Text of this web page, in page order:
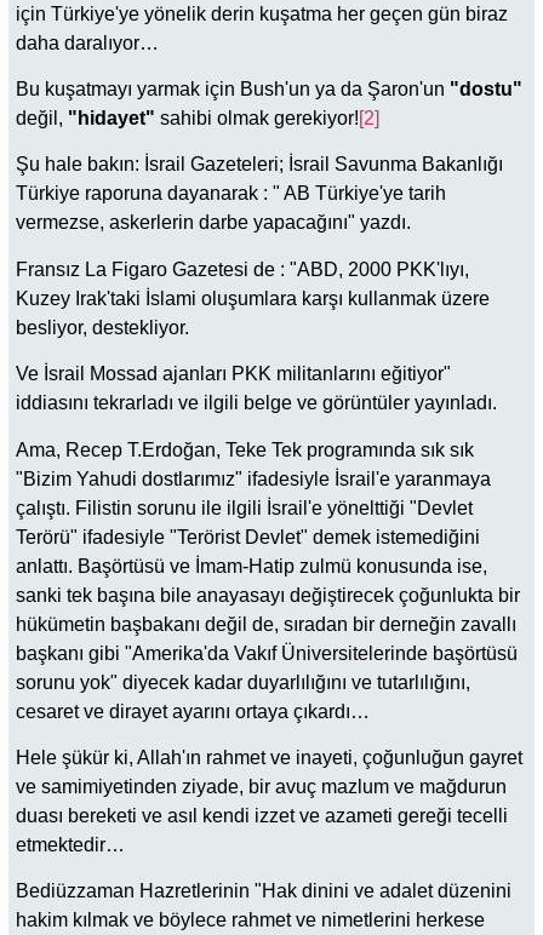
için Türkiye'ye yönelik derin kuşatma her geçen gün biraz
daha daralıyor…
Bu kuşatmayı yarmak için Bush'un ya da Şaron'un "dostu"
değil, "hidayet" sahibi olmak gerekiyor![2]
Şu hale bakın: İsrail Gazeteleri; İsrail Savunma Bakanlığı
Türkiye raporuna dayanarak : " AB Türkiye'ye tarih
vermezse, askerlerin darbe yapacağını" yazdı.
Fransız La Figaro Gazetesi de : "ABD, 2000 PKK'lıyı,
Kuzey Irak'taki İslami oluşumlara karşı kullanmak üzere
besliyor, destekliyor.
Ve İsrail Mossad ajanları PKK militanlarını eğitiyor"
iddiasını tekrarladı ve ilgili belge ve görüntüler yayınladı.
Ama, Recep T.Erdoğan, Teke Tek programında sık sık
"Bizim Yahudi dostlarımız" ifadesiyle İsrail'e yaranmaya
çalıştı. Filistin sorunu ile ilgili İsrail'e yönelttiği "Devlet
Terörü" ifadesiyle "Terörist Devlet" demek istemediğini
anlattı. Başörtüsü ve İmam-Hatip zulmü konusunda ise,
sanki tek başına bile anayasayı değiştirecek çoğunlukta bir
hükümetin başbakanı değil de, sıradan bir derneğin zavallı
başkanı gibi "Amerika'da Vakıf Üniversitelerinde başörtüsü
sorunu yok" diyecek kadar duyarlılığını ve tutarlılığını,
cesaret ve dirayet ayarını ortaya çıkardı…
Hele şükür ki, Allah'ın rahmet ve inayeti, çoğunluğun gayret
ve samimiyetinden ziyade, bir avuç mazlum ve mağdurun
duası bereketi ve asıl kendi izzet ve azameti gereği tecelli
etmektedir…
Bediüzzaman Hazretlerinin "Hak dinini ve adalet düzenini
hakim kılmak ve böylece rahmet ve nimetlerini herkese